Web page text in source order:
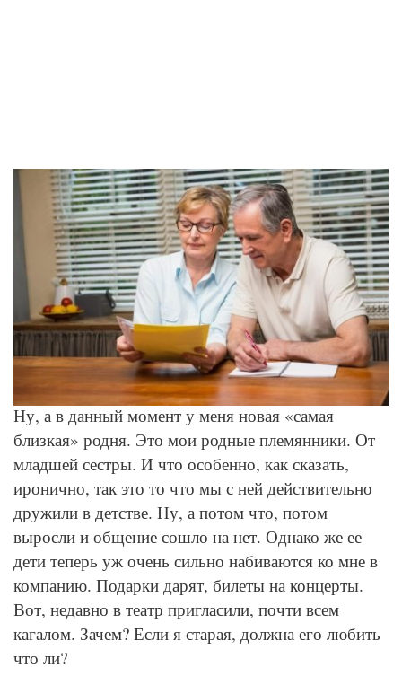
© Depositphotos
Ну, а в данный момент у меня новая «самая
близкая» родня. Это мои родные племянники. От
младшей сестры. И что особенно, как сказать,
иронично, так это то что мы с ней действительно
дружили в детстве. Ну, а потом что, потом
выросли и общение сошло на нет. Однако же ее
дети теперь уж очень сильно набиваются ко мне в
компанию. Подарки дарят, билеты на концерты.
Вот, недавно в театр пригласили, почти всем
кагалом. Зачем? Если я старая, должна его любить
что ли?